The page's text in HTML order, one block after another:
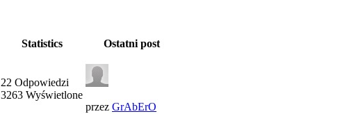
Statistics Ostatni post
22 Odpowiedzi
3263 Wyświetlone
przez GrAbErO